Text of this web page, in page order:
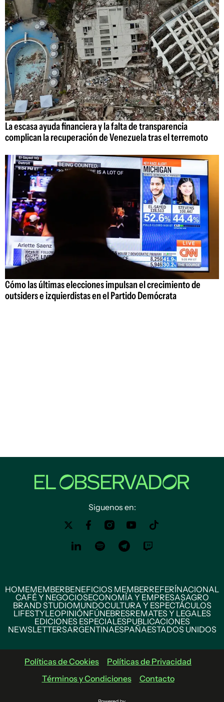
La escasa ayuda financiera y la falta de transparencia
complican la recuperación de Venezuela tras el terremoto
Cómo las últimas elecciones impulsan el crecimiento de
outsiders e izquierdistas en el Partido Demócrata
Siguenos en:
HOMEMEMBERBENEFICIOS MEMBERREFERÍNACIONAL
CAFÉ Y NEGOCIOSECONOMÍA Y EMPRESASAGRO
BRAND STUDIOMUNDOCULTURA Y ESPECTÁCULOS
LIFESTYLEOPINIÓNFÚNEBRESREMATES Y LEGALES
EDICIONES ESPECIALESPUBLICACIONES
NEWSLETTERSARGENTINAESPAÑAESTADOS UNIDOS
Políticas de Cookies
Políticas de Privacidad
Términos y Condiciones
Contacto